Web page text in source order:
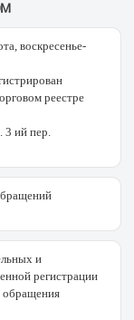
воскресенье-
реестре
3 ий пер.
и
регистрации
обращения